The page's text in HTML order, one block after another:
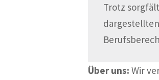
Trotz
Über uns: Wir